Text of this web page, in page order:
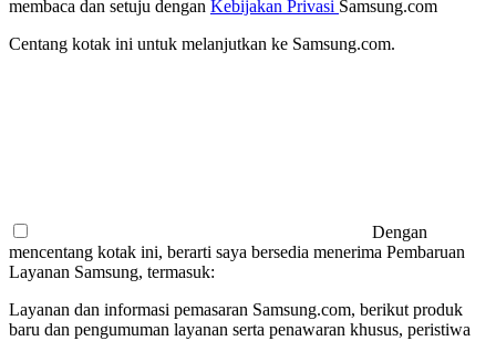
membaca dan setuju dengan Kebijakan Privasi Samsung.com
Centang kotak ini untuk melanjutkan ke Samsung.com.
Dengan
mencentang kotak ini, berarti saya bersedia menerima Pembaruan
Layanan Samsung, termasuk:
Layanan dan informasi pemasaran Samsung.com, berikut produk
baru dan pengumuman layanan serta penawaran khusus, peristiwa